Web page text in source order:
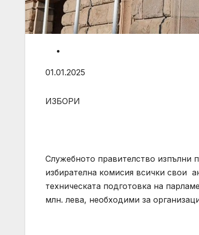
01.01.2025
ИЗБОРИ
Служебното правителство изпълни
избирателна комисия всички свои
техническата подготовка на
млн. лева, необходими за